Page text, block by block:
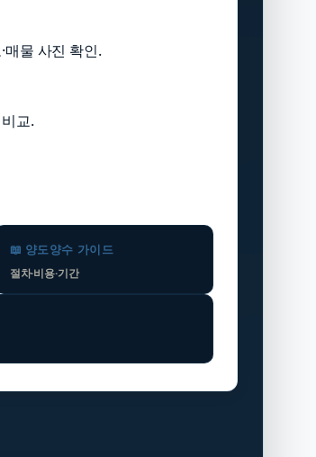
매물 사진 확인.
교.
📖 양도양수 가이드
절차·비용·기간